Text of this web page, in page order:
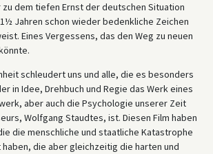
dem tiefen Ernst der deutschen Situation
Jahren schon wieder bedenkliche Zeichen
Eines Vergessens, das den Weg zu neuen
schleudert uns und alle, die es besonders
in Idee, Drehbuch und Regie das Werk eines
aber auch die Psychologie unserer Zeit
Wolfgang Staudtes, ist. Diesen Film haben
die menschliche und staatliche Katastrophe
die aber gleichzeitig die harten und